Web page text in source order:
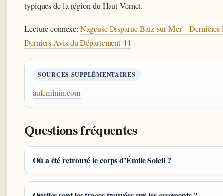
typiques de la région du Haut-Vernet.
Lecture connexe:Nageuse Disparue Batz-sur-Mer – Dernières
Derniers Avis du Département 44
SOURCES SUPPLÉMENTAIRES
aufeminin.com
Questions fréquentes
Où a été retrouvé le corps d’Émile Soleil ?